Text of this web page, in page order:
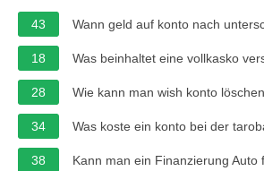
43 Wann geld auf konto nach
18 Was beinhaltet eine vollkasko
28 Wie kann man wish konto
34 Was koste ein konto bei der
38 Kann man ein Finanzierung Auto